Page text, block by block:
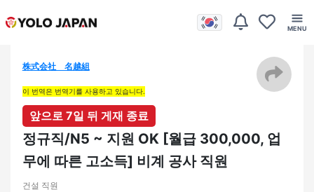
株式会社 名越組
이 번역은 번역기를 사용하고 있습니다.
앞으로 7일 뒤 게재 종료
정규직/N5 ~ 지원 OK [월급 300,000, 업
무에 따른 고소득] 비계 공사 직원
건설 직원